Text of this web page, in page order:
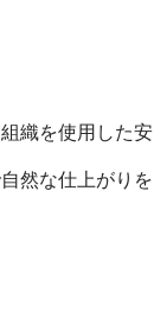
織を使用した安
然な仕上がりを